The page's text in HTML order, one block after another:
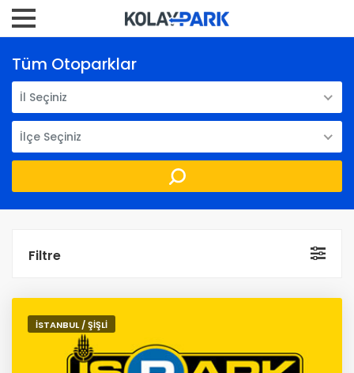
Tüm Otoparklar
İl Seçiniz
İlçe Seçiniz
Filtre
İSTANBUL / ŞİŞLİ